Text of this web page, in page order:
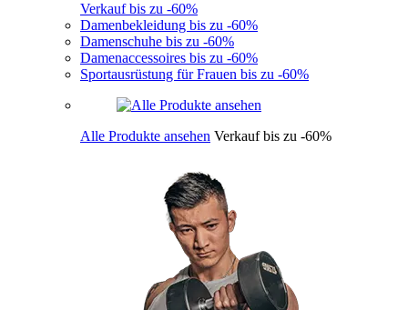
Verkauf bis zu -60%
Damenbekleidung bis zu -60%
Damenschuhe bis zu -60%
Damenaccessoires bis zu -60%
Sportausrüstung für Frauen bis zu -60%
Alle Produkte ansehen Verkauf bis zu -60%